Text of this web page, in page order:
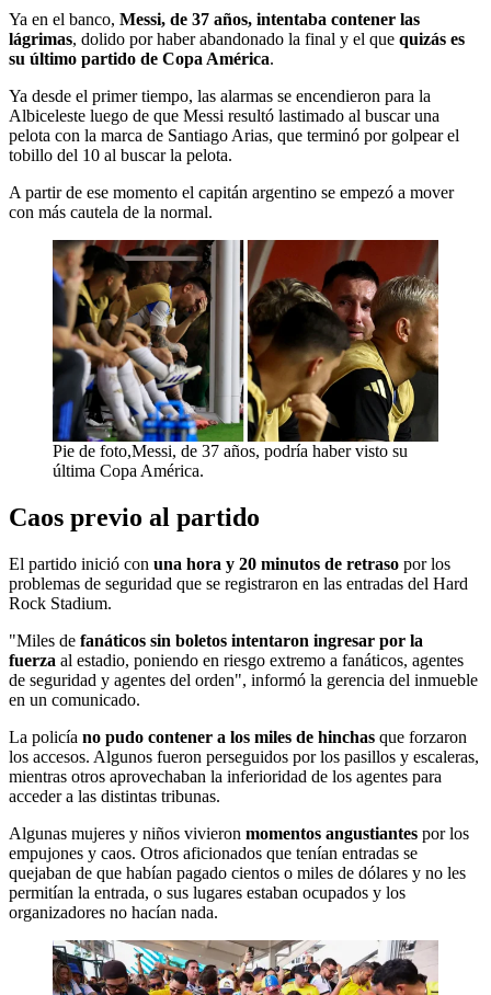
Ya en el banco, Messi, de 37 años, intentaba contener las
lágrimas, dolido por haber abandonado la final y el que quizás es
su último partido de Copa América.
Ya desde el primer tiempo, las alarmas se encendieron para la
Albiceleste luego de que Messi resultó lastimado al buscar una
pelota con la marca de Santiago Arias, que terminó por golpear el
tobillo del 10 al buscar la pelota.
A partir de ese momento el capitán argentino se empezó a mover
con más cautela de la normal.
Pie de foto,Messi, de 37 años, podría haber visto su
última Copa América.
Caos previo al partido
El partido inició con una hora y 20 minutos de retraso por los
problemas de seguridad que se registraron en las entradas del Hard
Rock Stadium.
"Miles de fanáticos sin boletos intentaron ingresar por la
fuerza al estadio, poniendo en riesgo extremo a fanáticos, agentes
de seguridad y agentes del orden", informó la gerencia del inmueble
en un comunicado.
La policía no pudo contener a los miles de hinchas que forzaron
los accesos. Algunos fueron perseguidos por los pasillos y escaleras,
mientras otros aprovechaban la inferioridad de los agentes para
acceder a las distintas tribunas.
Algunas mujeres y niños vivieron momentos angustiantes por los
empujones y caos. Otros aficionados que tenían entradas se
quejaban de que habían pagado cientos o miles de dólares y no les
permitían la entrada, o sus lugares estaban ocupados y los
organizadores no hacían nada.